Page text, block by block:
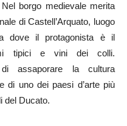
borgo medievale merita
di Castell’Arquato, luogo
dove il protagonista è il
tipici e vini dei colli.
di assaporare la cultura
di uno dei paesi d’arte più
del Ducato.